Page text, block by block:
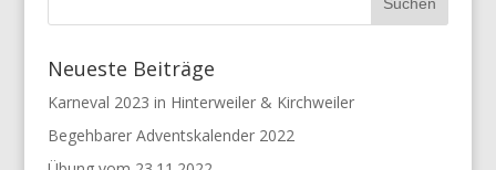
Neueste Beiträge
Karneval 2023 in Hinterweiler & Kirchweiler
Begehbarer Adventskalender 2022